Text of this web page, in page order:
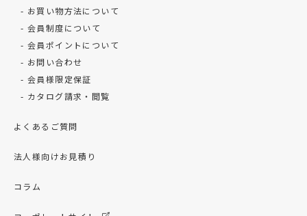
お買い物方法について
会員制度について
会員ポイントについて
お問い合わせ
会員様限定保証
カタログ請求・閲覧
よくあるご質問
法人様向けお見積り
コラム